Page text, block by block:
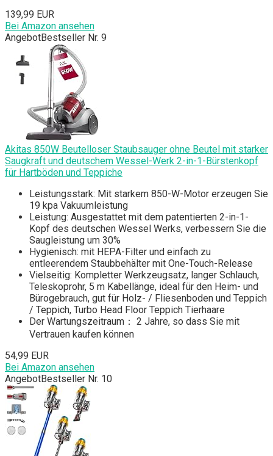
139,99 EUR
Bei Amazon ansehen
AngebotBestseller Nr. 9
Akitas 850W Beutelloser Staubsauger ohne Beutel mit starker
Saugkraft und deutschem Wessel-Werk 2-in-1-Bürstenkopf
für Hartböden und Teppiche
Leistungsstark: Mit starkem 850-W-Motor erzeugen Sie
19 kpa Vakuumleistung
Leistung: Ausgestattet mit dem patentierten 2-in-1-
Kopf des deutschen Wessel Werks, verbessern Sie die
Saugleistung um 30%
Hygienisch: mit HEPA-Filter und einfach zu
entleerendem Staubbehälter mit One-Touch-Release
Vielseitig: Kompletter Werkzeugsatz, langer Schlauch,
Teleskoprohr, 5 m Kabellänge, ideal für den Heim- und
Bürogebrauch, gut für Holz- / Fliesenboden und Teppich
/ Teppich, Turbo Head Floor Teppich Tierhaare
Der Wartungszeitraum： 2 Jahre, so dass Sie mit
Vertrauen kaufen können
54,99 EUR
Bei Amazon ansehen
AngebotBestseller Nr. 10